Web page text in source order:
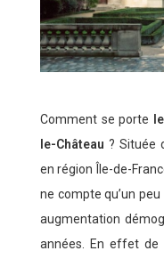
Comment se porte
le-Château ? Située
en région Île-de-
ne compte qu’un
augmentation
années. En effet de